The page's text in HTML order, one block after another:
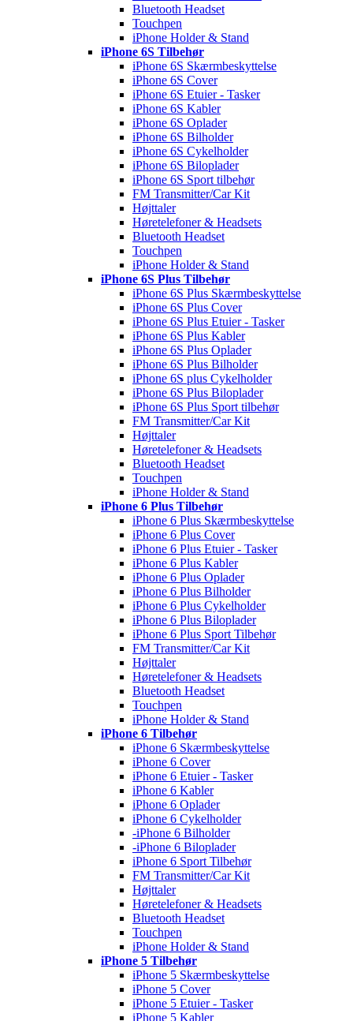
Bluetooth Headset
Touchpen
iPhone Holder & Stand
iPhone 6S Tilbehør
iPhone 6S Skærmbeskyttelse
iPhone 6S Cover
iPhone 6S Etuier - Tasker
iPhone 6S Kabler
iPhone 6S Oplader
iPhone 6S Bilholder
iPhone 6S Cykelholder
iPhone 6S Biloplader
iPhone 6S Sport tilbehør
FM Transmitter/Car Kit
Højttaler
Høretelefoner & Headsets
Bluetooth Headset
Touchpen
iPhone Holder & Stand
iPhone 6S Plus Tilbehør
iPhone 6S Plus Skærmbeskyttelse
iPhone 6S Plus Cover
iPhone 6S Plus Etuier - Tasker
iPhone 6S Plus Kabler
iPhone 6S Plus Oplader
iPhone 6S Plus Bilholder
iPhone 6S plus Cykelholder
iPhone 6S Plus Biloplader
iPhone 6S Plus Sport tilbehør
FM Transmitter/Car Kit
Højttaler
Høretelefoner & Headsets
Bluetooth Headset
Touchpen
iPhone Holder & Stand
iPhone 6 Plus Tilbehør
iPhone 6 Plus Skærmbeskyttelse
iPhone 6 Plus Cover
iPhone 6 Plus Etuier - Tasker
iPhone 6 Plus Kabler
iPhone 6 Plus Oplader
iPhone 6 Plus Bilholder
iPhone 6 Plus Cykelholder
iPhone 6 Plus Biloplader
iPhone 6 Plus Sport Tilbehør
FM Transmitter/Car Kit
Højttaler
Høretelefoner & Headsets
Bluetooth Headset
Touchpen
iPhone Holder & Stand
iPhone 6 Tilbehør
iPhone 6 Skærmbeskyttelse
iPhone 6 Cover
iPhone 6 Etuier - Tasker
iPhone 6 Kabler
iPhone 6 Oplader
iPhone 6 Cykelholder
-iPhone 6 Bilholder
-iPhone 6 Biloplader
iPhone 6 Sport Tilbehør
FM Transmitter/Car Kit
Højttaler
Høretelefoner & Headsets
Bluetooth Headset
Touchpen
iPhone Holder & Stand
iPhone 5 Tilbehør
iPhone 5 Skærmbeskyttelse
iPhone 5 Cover
iPhone 5 Etuier - Tasker
iPhone 5 Kabler